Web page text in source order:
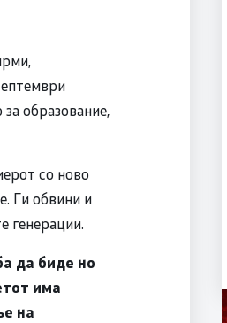
образование,
со ново
Ги обвини и
генерации.
да биде но
има
на